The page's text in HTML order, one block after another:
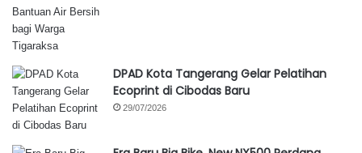
DPAD Kota Tangerang Gelar Pelatihan
Ecoprint di Cibodas Baru
29/07/2026